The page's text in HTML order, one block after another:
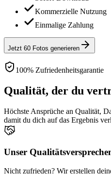
Kommerzielle Nutzung
Einmalige Zahlung
Jetzt 60 Fotos generieren
100% Zufriedenheitsgarantie
Qualität, der du
Höchste Ansprüche an Qualität,
damit du dich auf das Ergebnis
Unser
Nicht zufrieden? Wir erstellen